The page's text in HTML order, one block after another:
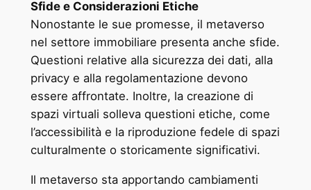
Sfide e Considerazioni Etiche
Nonostante le sue promesse, il metaverso
nel settore immobiliare presenta anche sfide.
Questioni relative alla sicurezza dei dati, alla
privacy e alla regolamentazione devono
essere affrontate. Inoltre, la creazione di
spazi virtuali solleva questioni etiche, come
l’accessibilità e la riproduzione fedele di spazi
culturalmente o storicamente significativi.
Il metaverso sta apportando cambiamenti